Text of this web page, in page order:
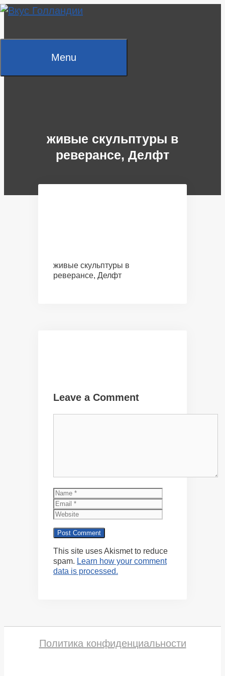
Skip
Menu
живые скульптуры в
реверансе, Делфт
живые скульптуры в
реверансе, Делфт
Leave a Comment
Name
This site uses Akismet to reduce
spam. Learn how your comment
data is processed.
Политика конфиденциальности